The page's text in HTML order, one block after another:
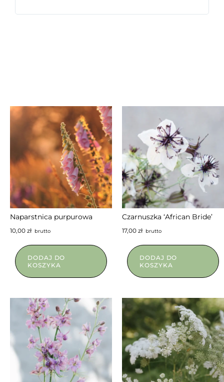
Naparstnica purpurowa
10,00 złbrutto
DODAJ DO
KOSZYKA
NIEDOSTĘPNY
Czarnuszka ‘African Bride’
17,00 złbrutto
DODAJ DO
KOSZYKA